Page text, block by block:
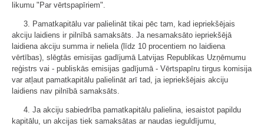
likumu "Par vērtspapīriem".
3. Pamatkapitālu var palielināt tikai pēc tam, kad iepriekšējais
akciju laidiens ir pilnībā samaksāts. Ja nesamaksāto iepriekšējā
laidiena akciju summa ir neliela (līdz 10 procentiem no laidiena
vērtības), slēgtās emisijas gadījumā Latvijas Republikas Uzņēmumu
reģistrs vai - publiskās emisijas gadījumā - Vērtspapīru tirgus komisija
var atļaut pamatkapitālu palielināt arī tad, ja iepriekšējais akciju
laidiens nav pilnībā samaksāts.
4. Ja akciju sabiedrība pamatkapitālu palielina, iesaistot papildu
kapitālu, un akcijas tiek samaksātas ar naudas ieguldījumu,